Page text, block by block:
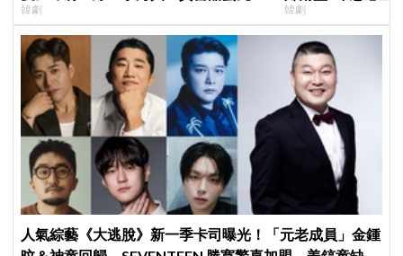
製作發表會，甜蜜CP化學反應引期待
韓劇
後？
韓劇
人氣綜藝《大逃脫》新一季卡司曝光！「元老成員」金鍾